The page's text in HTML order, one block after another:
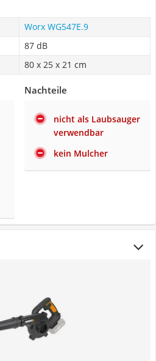
Worx WG547E.9
87 dB
80 x 25 x 21 cm
Nachteile
nicht als Laubsauger
verwendbar
kein Mulcher